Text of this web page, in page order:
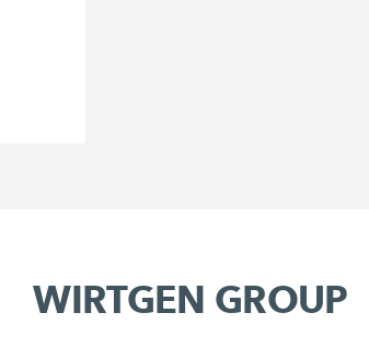
WIRTGEN GROUP